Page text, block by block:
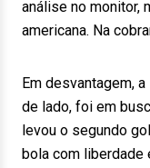
análise no monitor,
americana. Na
Em desvantagem,
de lado, foi em
levou o segundo
bola com liberdade